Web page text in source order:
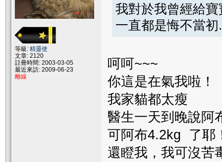
等級: 精靈使
文章: 2120
註冊時間: 2003-03-05
最近來訪: 2009-06-23
離線
我對於我曾經給
一直都是悔不當初
呵呵~~~
你這是在氣我啦！
我家貓都太瘦
醫生一天到晚說阿
可阿布4.2kg 了耶
還瞪我，我可沒苦